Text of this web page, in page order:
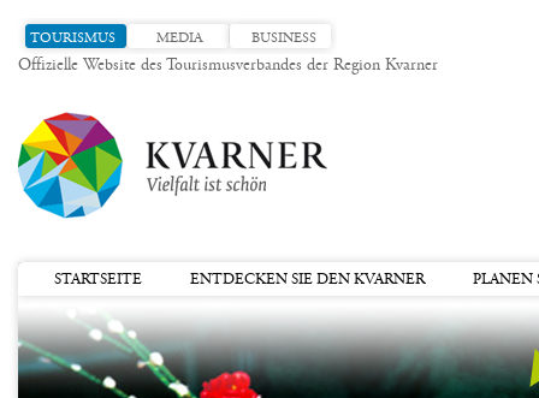
TOURISMUS MEDIA BUSINESS
Offizielle Website des Tourismusverbandes der Region Kvarner
STARTSEITE ENTDECKEN SIE DEN KVARNER PLANEN